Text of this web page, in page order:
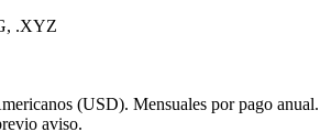
.XYZ
(USD). Mensuales por pago anual.
aviso.